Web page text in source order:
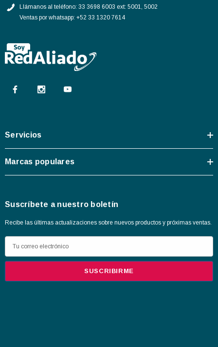
Llámanos al teléfono: 33 3698 6003 ext: 5001, 5002
Ventas por whatsapp: +52 33 1320 7614
Servicios
Marcas populares
Suscríbete a nuestro boletín
Recibe las últimas actualizaciones sobre nuevos productos y próximas ventas.
i
e